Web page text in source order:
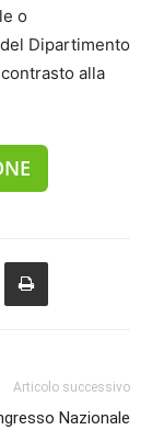
o
Dipartimento
alla
Articolo successivo
Nazionale